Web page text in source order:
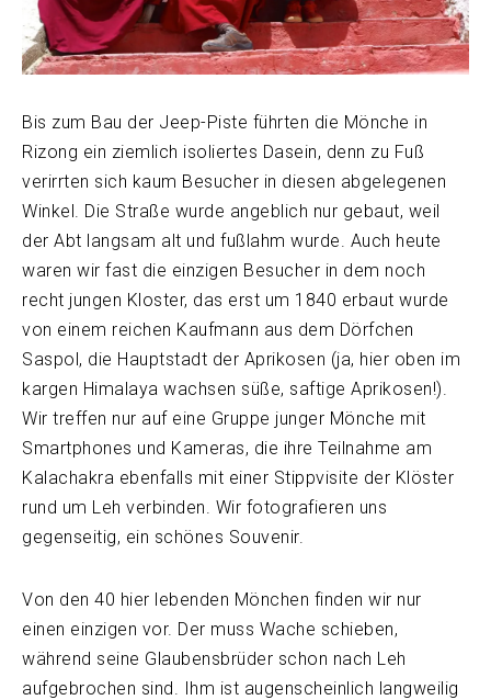
Bis zum Bau der Jeep-Piste führten die Mönche in
Rizong ein ziemlich isoliertes Dasein, denn zu Fuß
verirrten sich kaum Besucher in diesen abgelegenen
Winkel. Die Straße wurde angeblich nur gebaut, weil
der Abt langsam alt und fußlahm wurde. Auch heute
waren wir fast die einzigen Besucher in dem noch
recht jungen Kloster, das erst um 1840 erbaut wurde
von einem reichen Kaufmann aus dem Dörfchen
Saspol, die Hauptstadt der Aprikosen (ja, hier oben im
kargen Himalaya wachsen süße, saftige Aprikosen!).
Wir treffen nur auf eine Gruppe junger Mönche mit
Smartphones und Kameras, die ihre Teilnahme am
Kalachakra ebenfalls mit einer Stippvisite der Klöster
rund um Leh verbinden. Wir fotografieren uns
gegenseitig, ein schönes Souvenir.
Von den 40 hier lebenden Mönchen finden wir nur
einen einzigen vor. Der muss Wache schieben,
während seine Glaubensbrüder schon nach Leh
aufgebrochen sind. Ihm ist augenscheinlich langweilig